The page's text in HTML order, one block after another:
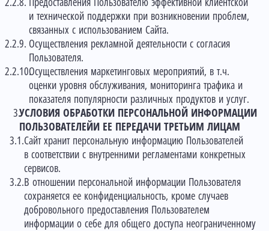
Предоставления Пользователю эффективной клиентской
и технической поддержки при возникновении проблем,
связанных с использованием Сайта.
Осуществления рекламной деятельности с согласия
Пользователя.
Осуществления маркетинговых мероприятий, в т.ч.
оценки уровня обслуживания, мониторинга трафика и
показателя популярности различных продуктов и услуг.
УСЛОВИЯ ОБРАБОТКИ ПЕРСОНАЛЬНОЙ ИНФОРМАЦИИ
ПОЛЬЗОВАТЕЛЕЙИ ЕЕ ПЕРЕДАЧИ ТРЕТЬИМ ЛИЦАМ
Сайт хранит персональную информацию Пользователей
в соответствии с внутренними регламентами конкретных
сервисов.
В отношении персональной информации Пользователя
сохраняется ее конфиденциальность, кроме случаев
добровольного предоставления Пользователем
информации о себе для общего доступа неограниченному